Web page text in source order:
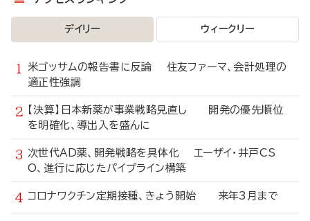
デイリー ウィークリー
米ゴッサムの報告書に反論 住友ファーマ、会計処理の
適正性強調
【決算】日本新薬が事業戦略見直し 開発の優先順位
を明確化、導出入を盛んに
次世代AD薬、開発戦略を具体化 エーザイ・井戸CS
O、進行に応じたパイプライン構築
コロナワクチン定期接種、きょう開始 来年3月まで